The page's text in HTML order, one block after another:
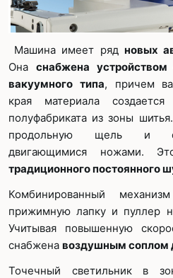
Машина имеет ряд новых
Она снабжена
вакуумного типа, причем
края материала
полуфабриката из зоны
продольную щель и
двигающимися ножами.
традиционного постоянного
Комбинированный
прижимную лапку и пуллер
Учитывая повышенную
снабжена воздушным соплом
Точечный светильник в